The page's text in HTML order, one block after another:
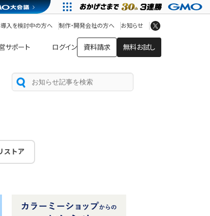
サポート ログイン 資料請求 無料お試し
導入を検討中の方へ 制作・開発会社の方へ お知らせ
アプリストア
ヘルプを見る
ヘルプセンター
ストア